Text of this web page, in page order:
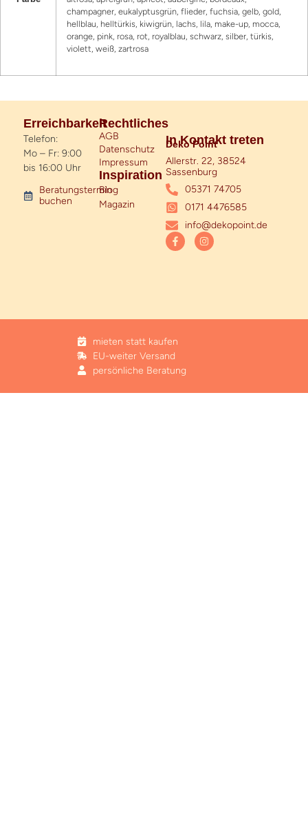
champagner, eukalyptusgrün, flieder, fuchsia, gelb, gold,
hellblau, helltürkis, kiwigrün, lachs, lila, make-up, mocca,
orange, pink, rosa, rot, royalblau, schwarz, silber, türkis,
violett, weiß, zartrosa
In Kontakt treten
Deko Point
Allerstr. 22, 38524
Sassenburg
05371 74705
0171 4476585
info@dekopoint.de
Erreichbarkeit
Telefon:
Mo – Fr: 9:00
bis 16:00 Uhr
Beratungstermin
buchen
Rechtliches
AGB
Datenschutz
Impressum
Inspiration
Blog
Magazin
mieten statt kaufen
EU-weiter Versand
persönliche Beratung